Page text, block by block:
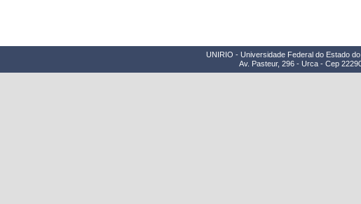
UNIRIO - Universidade Federal do Estado
Av. Pasteur, 296 - Urca - Cep